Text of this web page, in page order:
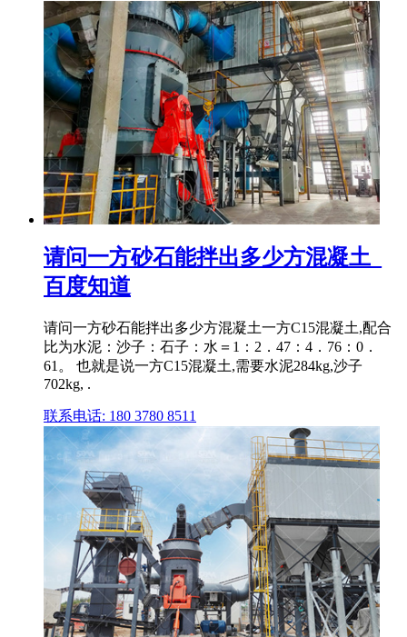
请问一方砂石能拌出多少方混凝土_
百度知道
请问一方砂石能拌出多少方混凝土一方C15混凝土,配合
比为水泥：沙子：石子：水＝1：2．47：4．76：0．
61。 也就是说一方C15混凝土,需要水泥284kg,沙子
702kg, .
联系电话: 180 3780 8511